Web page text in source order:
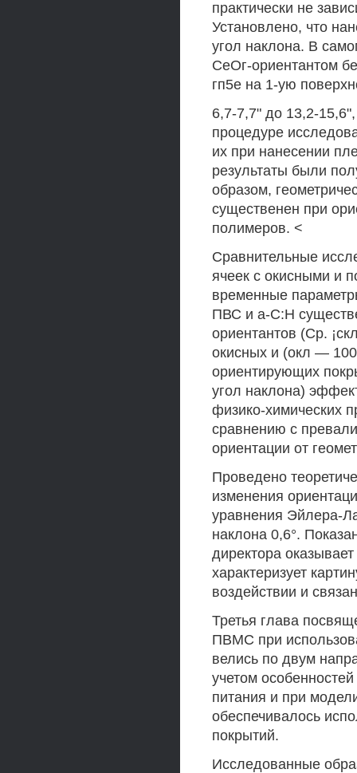
практически не
Установлено, что
угол наклона. В
СеОг-ориентантом
гп5е на 1-ую
6,7-7,7" до 13,2-
процедуре
их при нанесении
результаты были
образом,
существенен при
полимеров. <
Сравнительные
ячеек с окисными и
временные
ПВС и а-С:Н
ориентантов (Ср.
окисных и (окл —
ориентирующих
угол наклона)
физико-химических
сравнению с
ориентации от
Проведено
изменения
уравнения Эйлера-
наклона 0,6°.
директора
характеризует
воздействии и
Третья глава
ПВМС при
велись по двум
учетом
питания и при
обеспечивалось
покрытий.
Исследованные